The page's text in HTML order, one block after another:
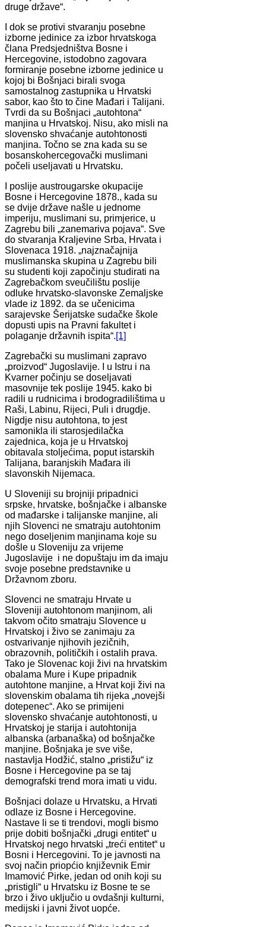
druge države“.
I dok se protivi stvaranju posebne
izborne jedinice za izbor hrvatskoga
člana Predsjedništva Bosne i
Hercegovine, istodobno zagovara
formiranje posebne izborne jedinice u
kojoj bi Bošnjaci birali svoga
samostalnog zastupnika u Hrvatski
sabor, kao što to čine Mađari i Talijani.
Tvrdi da su Bošnjaci „autohtona“
manjina u Hrvatskoj. Nisu, ako misli na
slovensko shvaćanje autohtonosti
manjina. Točno se zna kada su se
bosanskohercegovački muslimani
počeli useljavati u Hrvatsku.
I poslije austrougarske okupacije
Bosne i Hercegovine 1878., kada su
se dvije države našle u jednome
imperiju, muslimani su, primjerice, u
Zagrebu bili „zanemariva pojava“. Sve
do stvaranja Kraljevine Srba, Hrvata i
Slovenaca 1918. „najznačajnija
muslimanska skupina u Zagrebu bili
su studenti koji započinju studirati na
Zagrebačkom sveučilištu poslije
odluke hrvatsko-slavonske Zemaljske
vlade iz 1892. da se učenicima
sarajevske Šerijatske sudačke škole
dopusti upis na Pravni fakultet i
polaganje državnih ispita“.[1]
Zagrebački su muslimani zapravo
„proizvod“ Jugoslavije. I u Istru i na
Kvarner počinju se doseljavati
masovnije tek poslije 1945. kako bi
radili u rudnicima i brodogradilištima u
Raši, Labinu, Rijeci, Puli i drugdje.
Nigdje nisu autohtona, to jest
samonikla ili starosjedilačka
zajednica, koja je u Hrvatskoj
obitavala stoljećima, poput istarskih
Talijana, baranjskih Mađara ili
slavonskih Nijemaca.
U Sloveniji su brojniji pripadnici
srpske, hrvatske, bošnjačke i albanske
od mađarske i talijanske manjine, ali
njih Slovenci ne smatraju autohtonim
nego doseljenim manjinama koje su
došle u Sloveniju za vrijeme
Jugoslavije i ne dopuštaju im da imaju
svoje posebne predstavnike u
Državnom zboru.
Slovenci ne smatraju Hrvate u
Sloveniji autohtonom manjinom, ali
takvom očito smatraju Slovence u
Hrvatskoj i živo se zanimaju za
ostvarivanje njihovih jezičnih,
obrazovnih, političkih i ostalih prava.
Tako je Slovenac koji živi na hrvatskim
obalama Mure i Kupe pripadnik
autohtone manjine, a Hrvat koji živi na
slovenskim obalama tih rijeka „novejši
dotepenec“. Ako se primijeni
slovensko shvaćanje autohtonosti, u
Hrvatskoj je starija i autohtonija
albanska (arbanaška) od bošnjačke
manjine. Bošnjaka je sve više,
nastavlja Hodžić, stalno „pristižu“ iz
Bosne i Hercegovine pa se taj
demografski trend mora imati u vidu.
Bošnjaci dolaze u Hrvatsku, a Hrvati
odlaze iz Bosne i Hercegovine.
Nastave li se ti trendovi, mogli bismo
prije dobiti bošnjački „drugi entitet“ u
Hrvatskoj nego hrvatski „treći entitet“ u
Bosni i Hercegovini. To je javnosti na
svoj način priopćio književnik Emir
Imamović Pirke, jedan od onih koji su
„pristigli“ u Hrvatsku iz Bosne te se
brzo i živo uključio u ovdašnji kulturni,
medijski i javni život uopće.